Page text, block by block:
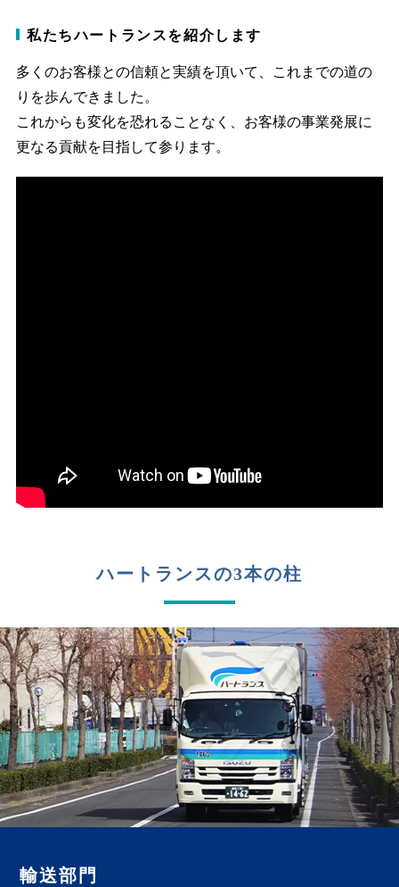
私たちハートランスを紹介します
多くのお客様との信頼と実績を頂いて、これまでの道の
りを歩んできました。
これからも変化を恐れることなく、お客様の事業発展に
更なる貢献を目指して参ります。
ハートランスの3本の柱
輸送部門